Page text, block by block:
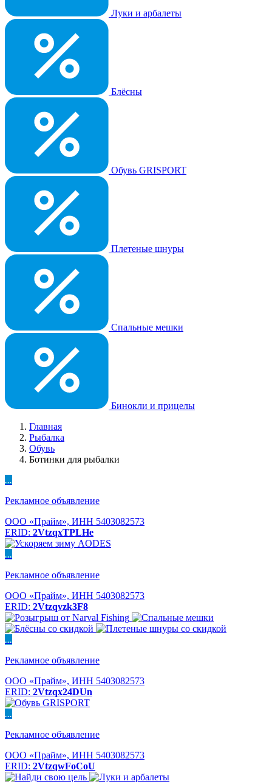
Луки и арбалеты
Блёсны
Обувь GRISPORT
Плетеные шнуры
Спальные мешки
Бинокли и прицелы
Главная
Рыбалка
Обувь
Ботинки для рыбалки
...
Рекламное объявление
ООО «Прайм», ИНН 5403082573
ERID: 2VtzqxTPLHe
...
Рекламное объявление
ООО «Прайм», ИНН 5403082573
ERID: 2Vtzqvzk3F8
...
Рекламное объявление
ООО «Прайм», ИНН 5403082573
ERID: 2Vtzqx24DUn
...
Рекламное объявление
ООО «Прайм», ИНН 5403082573
ERID: 2VtzqwFoCoU